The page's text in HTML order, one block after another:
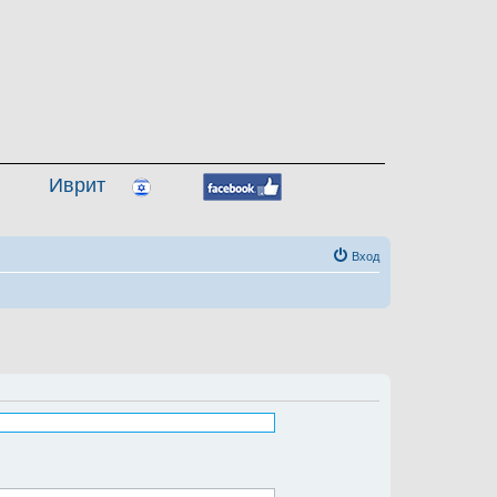
Иврит
Вход